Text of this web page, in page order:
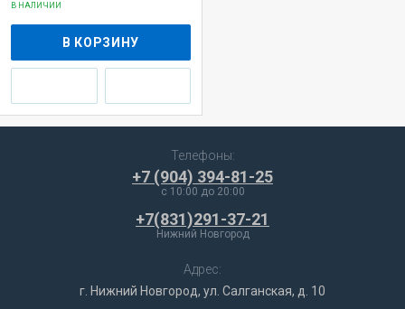
В НАЛИЧИИ
В КОРЗИНУ
Телефоны:
+7 (904) 394-81-25
c 10:00 до 20:00
+7(831)291-37-21
Нижний Новгород
Адрес:
г. Нижний Новгород, ул. Салганская, д. 10